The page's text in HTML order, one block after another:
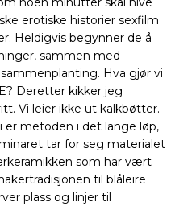
erotiske historier sexfilm
Heldigvis begynner de å
sammen med
Hva gjør vi
Deretter kikker jeg
Vi leier ikke ut kalkbøtter.
er metoden i det lange løp,
tar for seg materialet
som har vært
til blåleire
plass og linjer til